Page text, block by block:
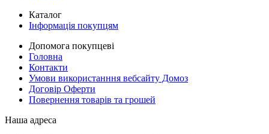
Каталог
Інформація покупцям
Допомога покупцеві
Головна
Контакти
Умови використанння вебсайту Домоз
Договір Оферти
Повернення товарів та грошей
Наша адреса